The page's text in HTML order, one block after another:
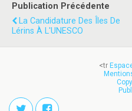
Publication Précédente
La Candidature Des Îles De
Lérins À L'UNESCO
<tr